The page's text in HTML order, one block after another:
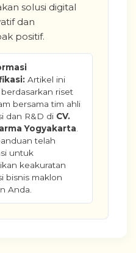
solusi digital
dan
positif.
Artikel ini
riset
bersama tim ahli
dan R&D di CV.
Yogyakarta
telah
untuk
keakuratan
bisnis maklon
Anda.